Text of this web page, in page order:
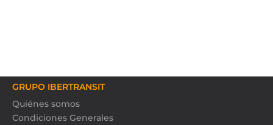
GRUPO IBERTRANSIT
Quiénes somos
Condiciones Generales